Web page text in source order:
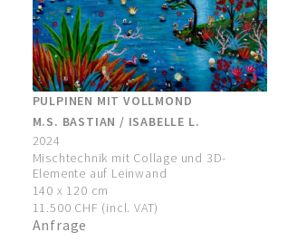
PULPINEN MIT VOLLMOND
M.S. BASTIAN / ISABELLE L.
2024
Mischtechnik mit Collage und 3D-
Elemente auf Leinwand
140 x 120 cm
11.500 CHF (incl. VAT)
Anfrage